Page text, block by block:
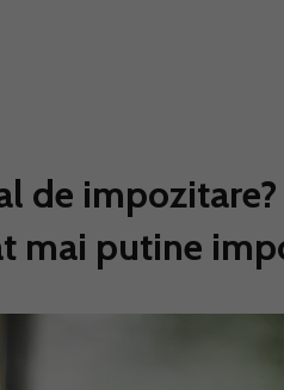
de
mai putine